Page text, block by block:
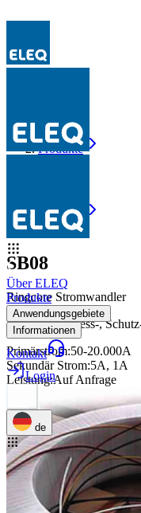
Über ELEQ
Produkte
Anwendungsgebiete
Informationen
Kontakt
Login
de
Produkte
Produkte
SB08
SB08
Ringcore Stromwandler
Wandler für Mess-,
Primärstrom:50-20.000A
Sekundär Strom:5A, 1A
Leistung:Auf Anfrage